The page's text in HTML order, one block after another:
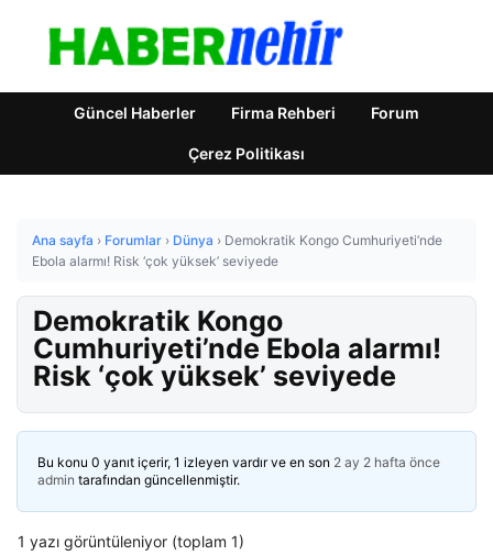
Güncel Haberler Firma Rehberi Forum
Çerez Politikası
Ana sayfa › Forumlar › Dünya › Demokratik Kongo Cumhuriyeti’nde
Ebola alarmı! Risk ‘çok yüksek’ seviyede
Demokratik Kongo
Cumhuriyeti’nde Ebola alarmı!
Risk ‘çok yüksek’ seviyede
Bu konu 0 yanıt içerir, 1 izleyen vardır ve en son 2 ay 2 hafta önce
admin tarafından güncellenmiştir.
1 yazı görüntüleniyor (toplam 1)